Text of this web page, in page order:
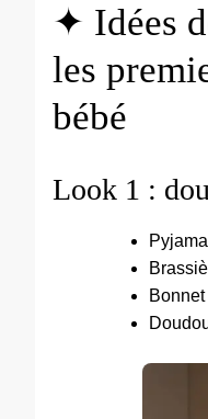
✦ Idées
les
bébé
Look 1 :